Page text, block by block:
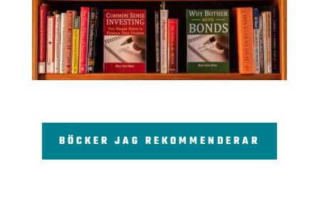
BÖCKER JAG REKOMMENDERAR